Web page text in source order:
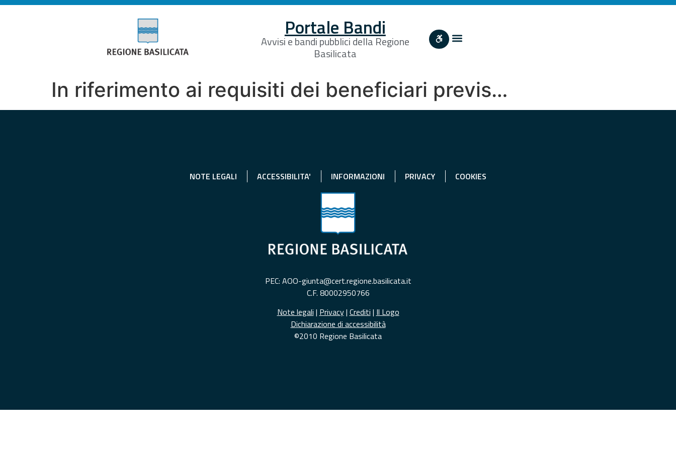
Portale Bandi
Avvisi e bandi pubblici della Regione
Basilicata
In riferimento ai requisiti dei beneficiari previs…
NOTE LEGALI ACCESSIBILITA' INFORMAZIONI PRIVACY COOKIES
PEC: AOO-giunta@cert.regione.basilicata.it
C.F. 80002950766
Note legali | Privacy| Crediti | Il Logo
Dichiarazione di accessibilità
©2010 Regione Basilicata